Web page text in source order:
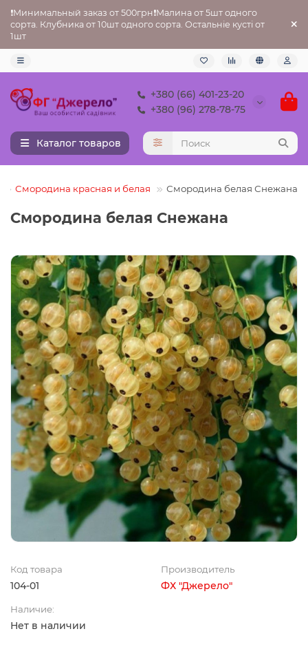
❗Минимальный заказ от 500грн❗Малина от 5шт одного
сорта. Клубника от 10шт одного сорта. Остальніе кусті от
1шт
+380 (66) 401-23-20
+380 (96) 278-78-75
Каталог товаров
Смородина красная и белая Смородина белая Снежана
Смородина белая Снежана
Код товара
104-01
Производитель
ФХ "Джерело"
Наличие:
Нет в наличии